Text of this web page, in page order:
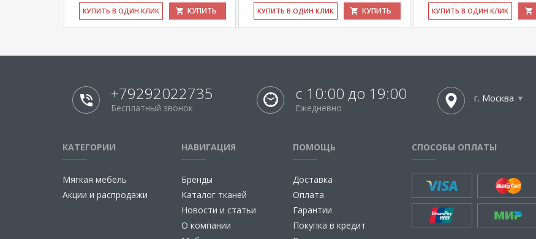
КУ­ПИТЬ В ОДИН КЛИК КУПИТЬ КУ­ПИТЬ В ОДИН КЛИК КУПИТЬ КУ­ПИТЬ В ОДИН КЛИК
+79292022735
Бесплатный звонок
с 10:00 до 19:00
Ежедневно
г. Москва
КАТЕГОРИИ
Мягкая мебель
Акции и распродажи
НАВИГАЦИЯ
Бренды
Каталог тканей
Новости и статьи
О компании
ПОМОЩЬ
Доставка
Оплата
Гарантии
Покупка в кредит
СПОСОБЫ ОПЛАТЫ